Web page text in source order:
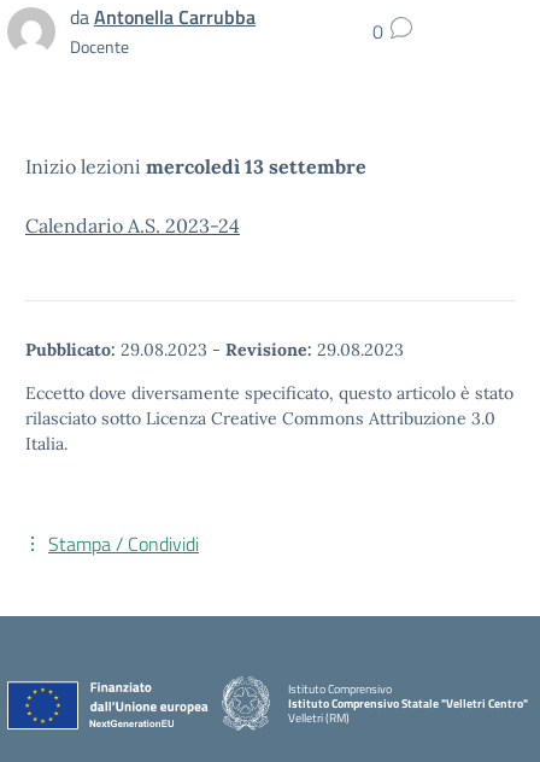
daAntonella Carrubba
Docente 0
Inizio lezioni mercoledì 13 settembre
Calendario A.S. 2023-24
Pubblicato: 29.08.2023 - Revisione: 29.08.2023
Eccetto dove diversamente specificato, questo articolo è stato
rilasciato sotto Licenza Creative Commons Attribuzione 3.0
Italia.
Stampa / Condividi
Istituto Comprensivo
Istituto Comprensivo Statale "Velletri Centro"
Velletri (RM)